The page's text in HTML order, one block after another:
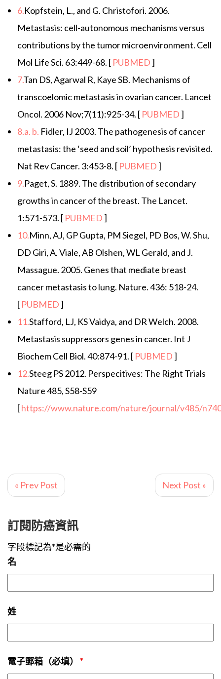
6.Kopfstein, L., and G. Christofori. 2006.
Metastasis: cell-autonomous mechanisms versus
contributions by the tumor microenvironment. Cell
Mol Life Sci. 63:449-68. [ PUBMED ]
7.Tan DS, Agarwal R, Kaye SB. Mechanisms of
transcoelomic metastasis in ovarian cancer. Lancet
Oncol. 2006 Nov;7(11):925-34. [ PUBMED ]
8.a. b. Fidler, IJ 2003. The pathogenesis of cancer
metastasis: the ‘seed and soil’ hypothesis revisited.
Nat Rev Cancer. 3:453-8. [ PUBMED ]
9.Paget, S. 1889. The distribution of secondary
growths in cancer of the breast. The Lancet.
1:571-573. [ PUBMED ]
10.Minn, AJ, GP Gupta, PM Siegel, PD Bos, W. Shu,
DD Giri, A. Viale, AB Olshen, WL Gerald, and J.
Massague. 2005. Genes that mediate breast
cancer metastasis to lung. Nature. 436: 518-24.
[ PUBMED ]
11.Stafford, LJ, KS Vaidya, and DR Welch. 2008.
Metastasis suppressors genes in cancer. Int J
Biochem Cell Biol. 40:874-91. [ PUBMED ]
12.Steeg PS 2012. Perspecitives: The Right Trials
Nature 485, S58-S59
[https://www.nature.com/nature/journal/v485/
« Prev Post Next Post »
訂閱防癌資訊
字段標記為*是必需的
名
姓
電子郵箱（必填） *